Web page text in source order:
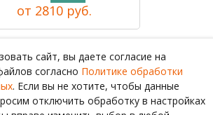
от 2810 руб.
сайт, вы даете согласие на
согласно Политике обработки
. Если вы не хотите, чтобы данные
отключить обработку в настройках